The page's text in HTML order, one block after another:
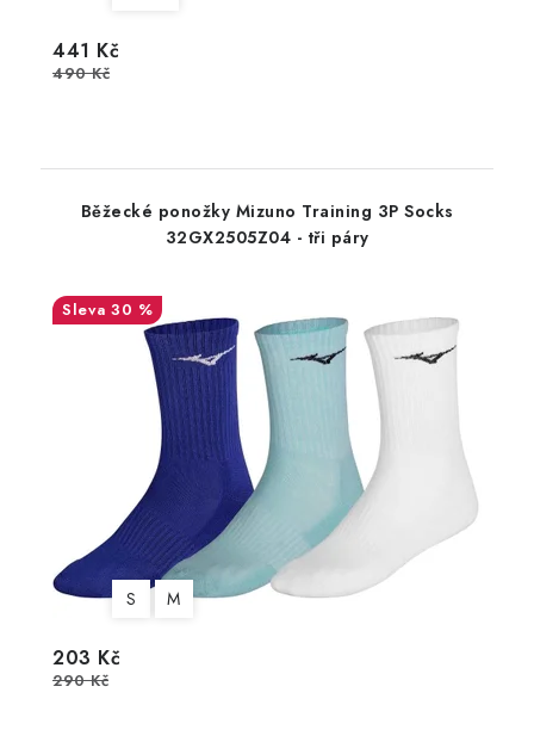
441 Kč
490 Kč
Běžecké ponožky Mizuno Training 3P Socks
32GX2505Z04 - tři páry
30 %
S M
203 Kč
290 Kč